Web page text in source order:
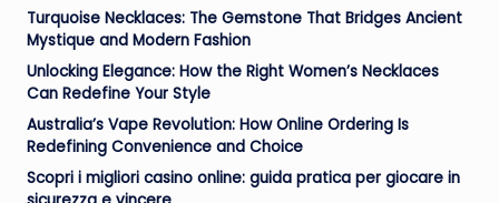
Turquoise Necklaces: The Gemstone That Bridges Ancient
Mystique and Modern Fashion
Unlocking Elegance: How the Right Women’s Necklaces
Can Redefine Your Style
Australia’s Vape Revolution: How Online Ordering Is
Redefining Convenience and Choice
Scopri i migliori casino online: guida pratica per giocare in